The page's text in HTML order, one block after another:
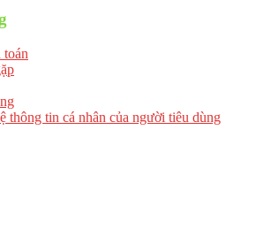
toán
thông tin cá nhân của người tiêu dùng